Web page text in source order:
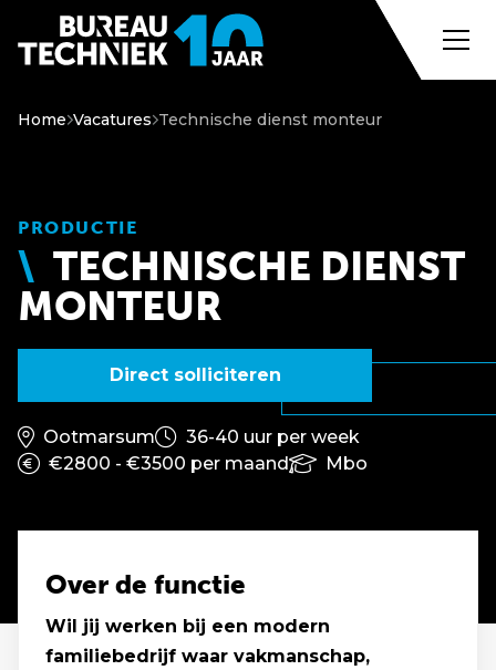
Home Vacatures Technische dienst monteur
PRODUCTIE
TECHNISCHE DIENST
MONTEUR
Direct solliciteren
Ootmarsum
36-40 uur per week
€2800 - €3500 per maand
Mbo
Over de functie
Wil jij werken bij een modern
familiebedrijf waar vakmanschap,